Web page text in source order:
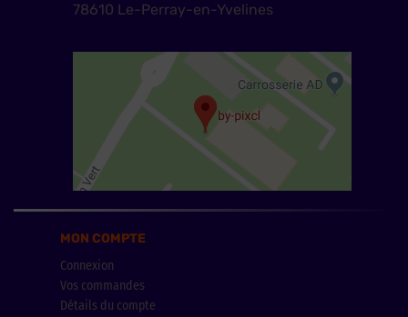
78610 Le-Perray-en-Yvelines
MON COMPTE
Connexion
Vos commandes
Détails du compte